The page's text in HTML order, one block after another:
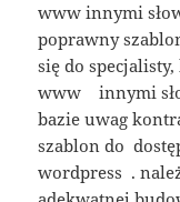
www innymi
poprawny
się do
www innymi
bazie uwag
szablon do
wordpress .